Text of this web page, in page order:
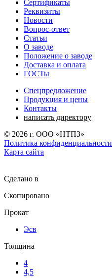
Сертификаты
Реквизиты
Новости
Вопрос-ответ
Статьи
О заводе
Положение о заводе
Доставка и оплата
ГОСТы
Спецпредложение
Продукция и цены
Контакты
написать директору
© 2026 г. ООО «НТПЗ»
Политика конфиденциальности
Карта сайта
Сделано в
Скопировано
Прокат
Эсв
Толщина
4
4,5